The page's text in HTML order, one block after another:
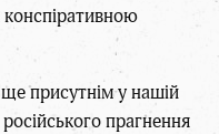
конспіративною
присутнім у нашій
прагнення